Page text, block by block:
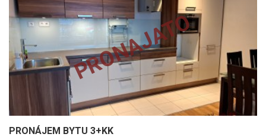
PRONAJATO
PRONÁJEM BYTU 3+KK